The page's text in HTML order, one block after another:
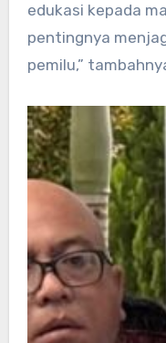
edukasi kepada
pentingnya
pemilu,”